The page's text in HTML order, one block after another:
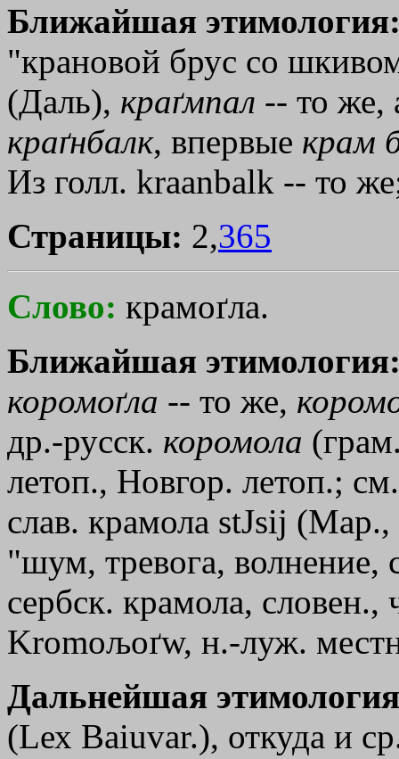
Ближайшая
"крановой брус со
(Даль), краґмпал -- то же,
краґнбалк, впервые крам
Из голл. kraanbalk -- то
Страницы: 2,365
Слово: крамоґла.
Ближайшая
коромоґла -- то же,
др.-русск. коромола
летоп., Новгор. летоп.;
слав. крамола stЈsij (Мар.,
"шум, тревога,
сербск. крамола,
Kromoљoґw, н.-луж.
Дальнейшая
(Lех Baiuvar.), откуда и